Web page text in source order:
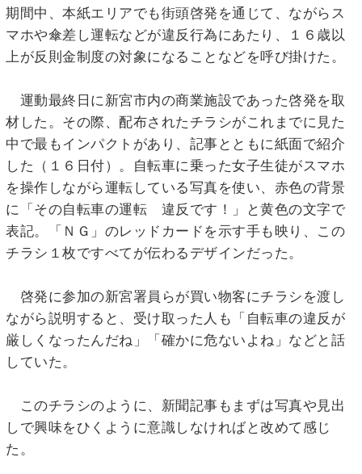
期間中、本紙エリアでも街頭啓発を通じて、ながらス
マホや傘差し運転などが違反行為にあたり、１６歳以
上が反則金制度の対象になることなどを呼び掛けた。
運動最終日に新宮市内の商業施設であった啓発を取
材した。その際、配布されたチラシがこれまでに見た
中で最もインパクトがあり、記事とともに紙面で紹介
した（１６日付）。自転車に乗った女子生徒がスマホ
を操作しながら運転している写真を使い、赤色の背景
に「その自転車の運転 違反です！」と黄色の文字で
表記。「ＮＧ」のレッドカードを示す手も映り、この
チラシ１枚ですべてが伝わるデザインだった。
啓発に参加の新宮署員らが買い物客にチラシを渡し
ながら説明すると、受け取った人も「自転車の違反が
厳しくなったんだね」「確かに危ないよね」などと話
していた。
このチラシのように、新聞記事もまずは写真や見出
しで興味をひくように意識しなければと改めて感じ
た。